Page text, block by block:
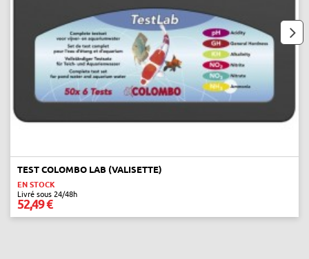
TEST COLOMBO LAB (VALISETTE)
EN STOCK
Livré sous 24/48h
52,49 €